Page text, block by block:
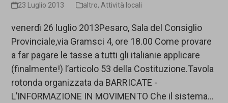
23 Luglio 2013 altro, Attività locali
venerdì 26 luglio 2013Pesaro, Sala del Consiglio
Provinciale,via Gramsci 4, ore 18.00 Come provare
a far pagare le tasse a tutti gli italianie applicare
(finalmente!) l’articolo 53 della Costituzione.Tavola
rotonda organizzata da BARRICATE -
L’INFORMAZIONE IN MOVIMENTO Che il sistema…